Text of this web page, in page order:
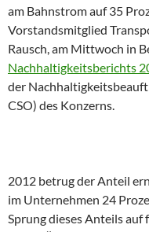
am Bahnstrom auf 35
Vorstandsmitglied
Rausch, am Mittwoch in
Nachhaltigkeitsberichts
der
CSO) des Konzerns.
2012 betrug der Anteil
im Unternehmen 24
Sprung dieses Anteils auf